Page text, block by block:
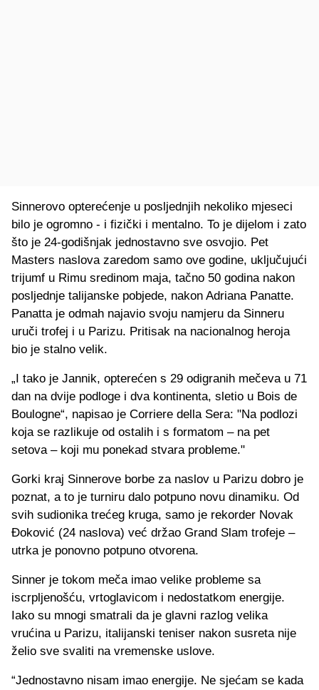
Sinnerovo opterećenje u posljednjih nekoliko mjeseci
bilo je ogromno - i fizički i mentalno. To je dijelom i zato
što je 24-godišnjak jednostavno sve osvojio. Pet
Masters naslova zaredom samo ove godine, uključujući
trijumf u Rimu sredinom maja, tačno 50 godina nakon
posljednje talijanske pobjede, nakon Adriana Panatte.
Panatta je odmah najavio svoju namjeru da Sinneru
uruči trofej i u Parizu. Pritisak na nacionalnog heroja
bio je stalno velik.
„I tako je Jannik, opterećen s 29 odigranih mečeva u 71
dan na dvije podloge i dva kontinenta, sletio u Bois de
Boulogne“, napisao je Corriere della Sera: "Na podlozi
koja se razlikuje od ostalih i s formatom – na pet
setova – koji mu ponekad stvara probleme."
Gorki kraj Sinnerove borbe za naslov u Parizu dobro je
poznat, a to je turniru dalo potpuno novu dinamiku. Od
svih sudionika trećeg kruga, samo je rekorder Novak
Đoković (24 naslova) već držao Grand Slam trofeje –
utrka je ponovno potpuno otvorena.
Sinner je tokom meča imao velike probleme sa
iscrpljenošću, vrtoglavicom i nedostatkom energije.
Iako su mnogi smatrali da je glavni razlog velika
vrućina u Parizu, italijanski teniser nakon susreta nije
želio sve svaliti na vremenske uslove.
“Jednostavno nisam imao energije. Ne sjećam se kada